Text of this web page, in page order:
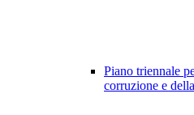
Piano triennale
corruzione e